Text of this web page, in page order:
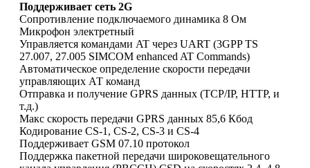
Поддерживает сеть 2G
Сопротивление подключаемого динамика 8 Ом
Микрофон электретный
Управляется командами AT через UART (3GPP TS
27.007, 27.005 SIMCOM enhanced AT Commands)
Автоматическое определение скорости передачи
управляющих АТ команд
Отправка и получение GPRS данных (TCP/IP, HTTP, и
т.д.)
Макс скорость передачи GPRS данных 85,6 Кбод
Кодирование CS-1, CS-2, CS-3 и CS-4
Поддерживает GSM 07.10 протокол
Поддержка пакетной передачи широковещательного